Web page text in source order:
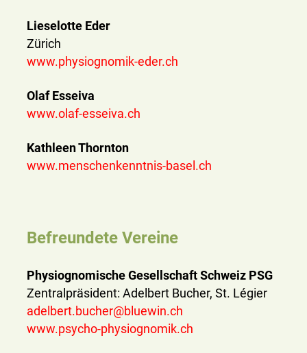
Lieselotte Eder
Zürich
www.physiognomik-eder.ch
Olaf Esseiva
www.olaf-esseiva.ch
Kathleen Thornton
www.menschenkenntnis-basel.ch
Befreundete Vereine
Physiognomische Gesellschaft Schweiz PSG
Zentralpräsident: Adelbert Bucher, St. Légier
adelbert.bucher@bluewin.ch
www.psycho-physiognomik.ch